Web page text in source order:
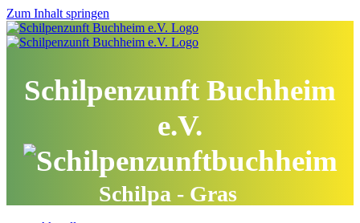
Zum Inhalt springen
Schilpenzunft Buchheim
e.V.
Schilpa - Gras